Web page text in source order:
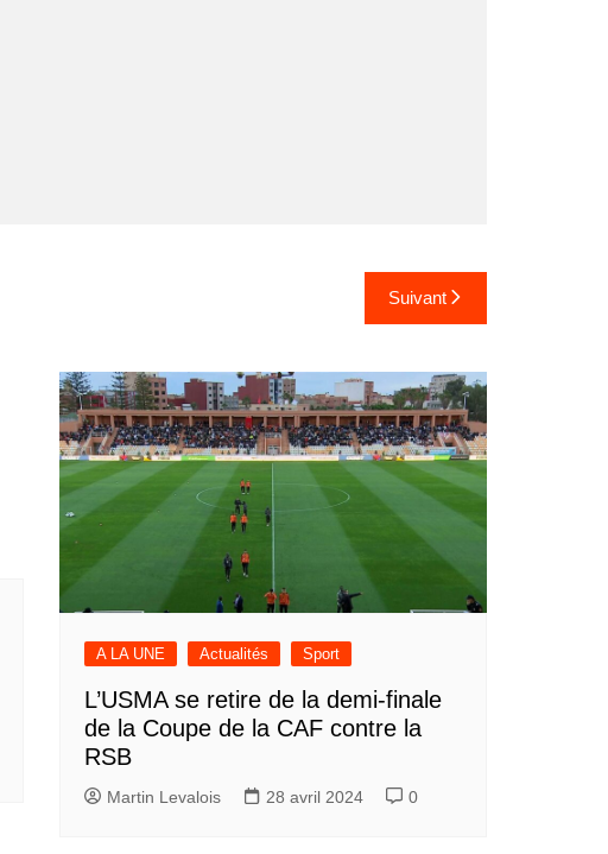
Suivant
A LA UNE Actualités Sport
L’USMA se retire de la demi-finale
de la Coupe de la CAF contre la
RSB
Martin Levalois 28 avril 2024 0